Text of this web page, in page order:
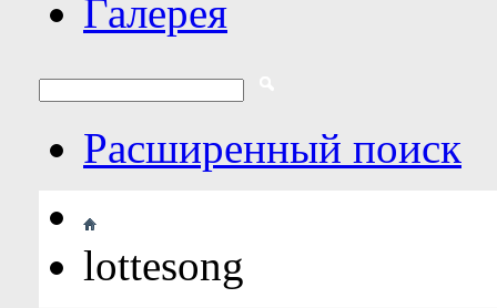
Галерея
Расширенный поиск
lottesong